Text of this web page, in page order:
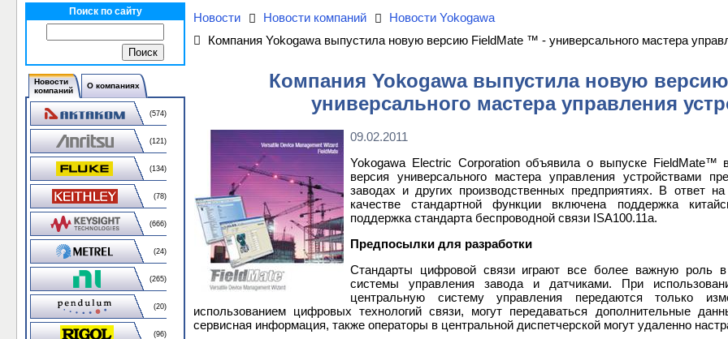
Поиск по сайту
Новости
компаний
О компаниях
(574)
(121)
(134)
(78)
(666)
(24)
(265)
(20)
(96)
Новости Новости компаний
Новости Yokogawa
Компания Yokogawa выпустила новую версию FieldMate ™ - универсального мастера
Компания Yokogawa выпустила новую
универсального мастера управления
09.02.2011
Yokogawa Electric Corporation объявила о выпуске FieldMate™
версия универсального мастера управления устройствами
заводах и других производственных предприятиях. В ответ
качестве стандартной функции включена поддержка
поддержка стандарта беспроводной связи ISA100.11a.
Предпосылки для разработки
Стандарты цифровой связи играют все более важную роль
системы управления завода и датчиками. При
центральную систему управления передаются только
использованием цифровых технологий связи, могут передаваться дополнительные
сервисная информация, также операторы в центральной диспетчерской могут удаленно